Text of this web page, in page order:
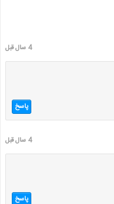
4 سال قبل
پاسخ
4 سال قبل
پاسخ